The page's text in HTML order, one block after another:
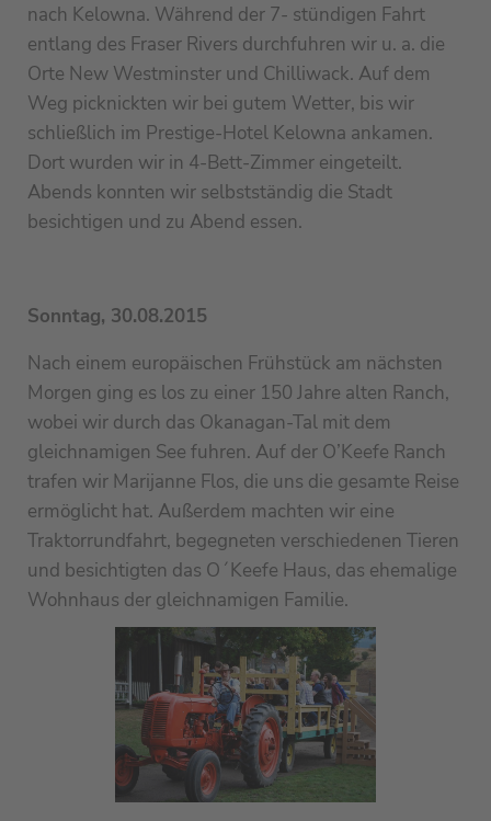
nach Kelowna. Während der 7- stündigen Fahrt
entlang des Fraser Rivers durchfuhren wir u. a. die
Orte New Westminster und Chilliwack. Auf dem
Weg picknickten wir bei gutem Wetter, bis wir
schließlich im Prestige-Hotel Kelowna ankamen.
Dort wurden wir in 4-Bett-Zimmer eingeteilt.
Abends konnten wir selbstständig die Stadt
besichtigen und zu Abend essen.
Sonntag, 30.08.2015
Nach einem europäischen Frühstück am nächsten
Morgen ging es los zu einer 150 Jahre alten Ranch,
wobei wir durch das Okanagan-Tal mit dem
gleichnamigen See fuhren. Auf der O’Keefe Ranch
trafen wir Marijanne Flos, die uns die gesamte Reise
ermöglicht hat. Außerdem machten wir eine
Traktorrundfahrt, begegneten verschiedenen Tieren
und besichtigten das O´Keefe Haus, das ehemalige
Wohnhaus der gleichnamigen Familie.